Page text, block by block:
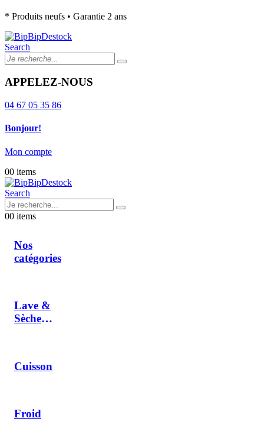
* Produits neufs • Garantie 2 ans
Search
APPELEZ-NOUS
04 67 05 35 86
Bonjour!
Mon compte
00 items
Search
00 items
Nos
catégories
Lave &
Sèche
Cuisson
Froid